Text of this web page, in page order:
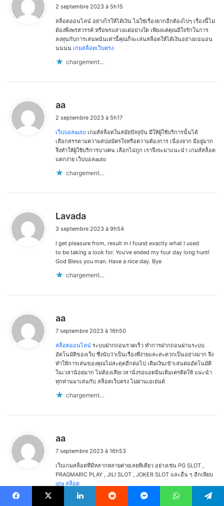
t
:
2 septembre 2023 à 5h15
สล็อตออนไลน์ อย่างไรให้ได้เงิน ไม่ใช่เรื่องยากอีกต้องไปๆ เรื่องนี้ไม่
ต้องพึ่งพรสวรรค์ หรือพรแสวงแต่อย่างใด เพียงแค่คุณมีใจรักในการ
ลงทุนกับการเล่นพนันเท่านี้คุณก็จะเล่นสล็อตให้ได้เงินอย่างแน่นอน
นนนน เกมสล็อตเว็บตรง
chargement…
aa
t
:
2 septembre 2023 à 5h17
เว็บบอลauto เกมส์สล็อตในสมัยปัจจุบัน มีให้ผู้ใช้บริการนั้นได้
เลือกสรรตามความสปdมัครใจหรือความต้องการ เนื่องจาก มีอยู่มาก
จึงทำให้ผู้ใช้บริการบางคน เลือกไม่ถูก เราจึงจะมาแนะนำ เกมส์สล็อต
แตกง่าย เว็บบอลauto
chargement…
Lavada
t
3 septembre 2023 à 9h54
I get pleasure from, result in I found exactly what I used
to be taking a look for. You’ve ended my four day long hunt!
God Bless you man. Have a nice day. Bye
chargement…
aa
t
:
7 septembre 2023 à 16h50
สล็อตออนไลน์ ระบบฝากถอนรวดเร็ว ทำการฝากถอนผ่านระบบ
อัตโนมัติของเว็บ ซึ่งนับว่าเป็นเรื่องที่ง่ายและสะดวกเป็นอย่างมาก จึง
ทำให้การเล่นของคุณไม่สะดุดอีกต่อไป เติมเงินเข้าเล่นต่ออัตโนมัติ
ในเวลาน้อยมาก ไม่ต้องเสียเวลานั่งรอแอดมินเติมเครดิตให้ แนะนำ
ทุกท่านมาเล่นกับ สล็อตเว็บตรง ไม่ผ่านเอเย่นต์
chargement…
aa
t
:
7 septembre 2023 à 16h53
เว็บเกมสล็อตที่มีหลากหลายค่ายเลยทีเดียว อย่างเช่น PG SLOT ,
PRAGMARIC PLAY , JILI SLOT , JOKER SLOT และอื่น ๆ อีกเพียบ
gta สล็อต
chargement…